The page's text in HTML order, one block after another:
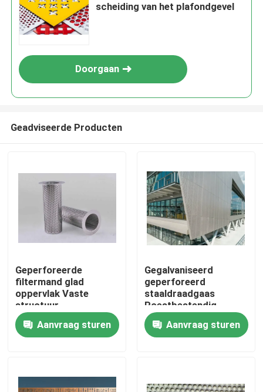
Huis
Over ons
scheiding van het plafondgevel
Doorgaan
Geadviseerde Producten
Geperforeerde
filtermand glad
oppervlak Vaste
structuur
Aanvraag sturen
Gegalvaniseerd
geperforeerd
staaldraadgaas
Roestbestendig
Duurzaam Materiaal
Perfect voor
Ventilatieschermen en
Aanvraag sturen